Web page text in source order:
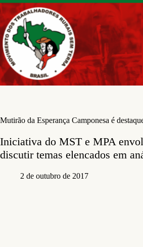
Pular
para
o
conteúdo
Mutirão da Esperança Camponesa é
Iniciativa do MST e MPA
discutir temas elencados em
2 de outubro de 2017